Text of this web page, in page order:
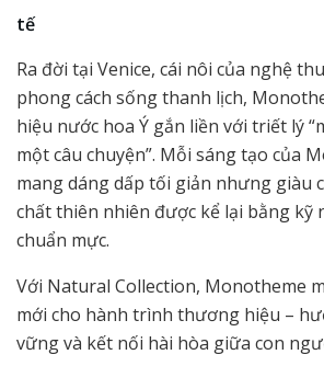
tế
Ra đời tại Venice, cái nôi của nghệ
phong cách sống thanh lịch,
hiệu nước hoa Ý gắn liền với triết lý
một câu chuyện”. Mỗi sáng tạo của
mang dáng dấp tối giản nhưng giàu
chất thiên nhiên được kể lại bằng kỹ
chuẩn mực.
Với Natural Collection, Monotheme
mới cho hành trình thương hiệu –
vững và kết nối hài hòa giữa con